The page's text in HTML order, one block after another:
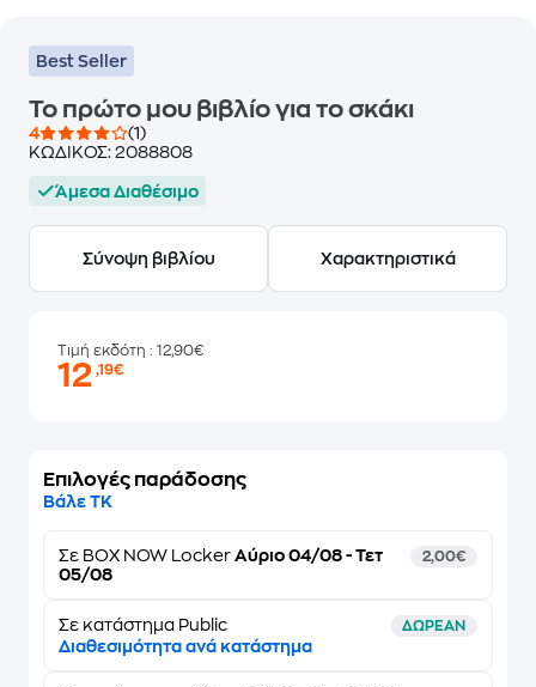
Best Seller
Το πρώτο μου βιβλίο για το σκάκι
4
(1)
ΚΩΔΙΚΟΣ: 2088808
Άμεσα Διαθέσιμο
Σύνοψη βιβλίου Χαρακτηριστικά
Τιμή εκδότη : 12,90€
12,19€
Επιλογές παράδοσης
Βάλε ΤΚ
Σε BOX NOW Locker Αύριο 04/08 - Τετ
05/08
2,00€
Σε κατάστημα Public ΔΩΡΕΑΝ
Διαθεσιμότητα ανά κατάστημα